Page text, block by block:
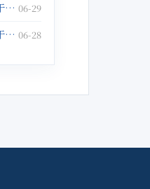
中国资产评估协会关于举办以财务报告为目的评估培训班的通知 06-29
中国资产评估协会关于举办企业破产重整与涉执财产评估培训班的通知 06-28